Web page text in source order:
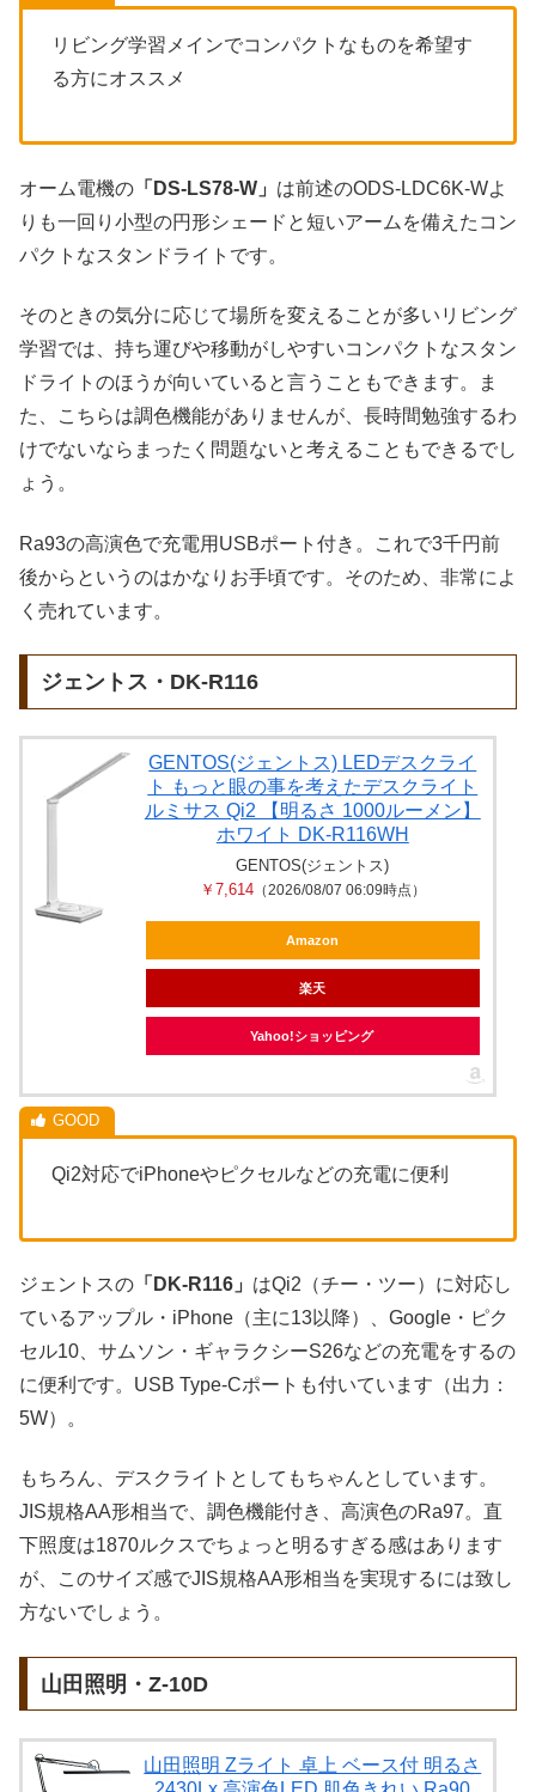
リビング学習メインでコンパクトなものを希望す
る方にオススメ
オーム電機の 「DS-LS78-W」 は前述のODS-LDC6K-Wよ
りも一回り小型の円形シェードと短いアームを備えたコン
パクトなスタンドライトです。
そのときの気分に応じて場所を変えることが多いリビング
学習では、持ち運びや移動がしやすいコンパクトなスタン
ドライトのほうが向いていると言うこともできます。ま
た、こちらは調色機能がありませんが、長時間勉強するわ
けでないならまったく問題ないと考えることもできるでし
ょう。
Ra93の高演色で充電用USBポート付き。これで3千円前
後からというのはかなりお手頃です。そのため、非常によ
く売れています。
ジェントス・DK-R116
GENTOS(ジェントス) LEDデスクライ
ト もっと眼の事を考えたデスクライト
ルミサス Qi2 【明るさ 1000ルーメン】
ホワイト DK-R116WH
GENTOS(ジェントス)
￥7,614（2026/08/07 06:09時点）
Amazon
楽天
Yahoo!ショッピング
Qi2対応でiPhoneやピクセルなどの充電に便利
ジェントスの 「DK-R116」 はQi2（チー・ツー）に対応し
ているアップル・iPhone（主に13以降）、Google・ピク
セル10、サムソン・ギャラクシーS26などの充電をするの
に便利です。USB Type-Cポートも付いています（出力：
5W）。
もちろん、デスクライトとしてもちゃんとしています。
JIS規格AA形相当で、調色機能付き、高演色のRa97。直
下照度は1870ルクスでちょっと明るすぎる感はあります
が、このサイズ感でJIS規格AA形相当を実現するには致し
方ないでしょう。
山田照明・Z-10D
山田照明 Zライト 卓上 ベース付 明るさ